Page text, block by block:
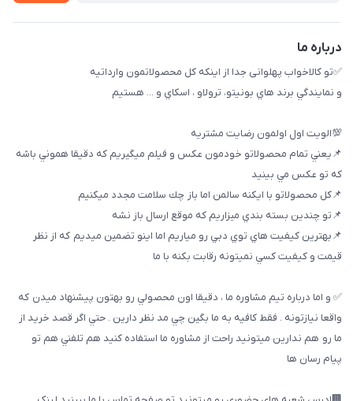
درباره ما
✅تو كالاخواب پهلوانى جدا از اينكه كل محصولاتمون وارداتيه
و نمايندگي برند هاي بونيتو، ترولاو ، اسكاي و ... هستيم
💯الويت اول اولمون رضايت مشتريه
📌يعني تمام محصولاتو خودمون عكس و فيلم ميگيريم كه دقيقا هموني باشه
كه تو عكس مي بينيد
📌كل محصولاتو با ايكنه سالمن اما باز چك سلامت مجدد ميكنيم
📌تو چندين بسته بندي ميزاريم كه موقع ارسال باز نشه
📌بهترين كيفيت هاي توي دبي رو مياريم اما اينو تضمين ميديم كه از نظر
قيمت و كيفيت كسي نميتونه رقابت بكنه با ما
✅ و اما درباره تيم مشاوره ما ، دقيقا اون محصولي رو بهتون پيشنهاد ميدن كه
واقعا نيازتونه . فقط كافيه به ما بگين چي مد نظر دارين . حتي اگر قصد خريد از
ما رو هم ندارين ميتونيد راحت از مشاوره ما استفاده كنيد هم تلفني هم تو
پيام رسان ها